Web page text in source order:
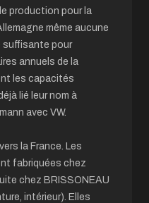
production pour la
même aucune
suffisante pour
annuels de la
les capacités
lié leur nom à
avec VW.
la France. Les
fabriquées chez
chez BRISSONEAU
intérieur). Elles